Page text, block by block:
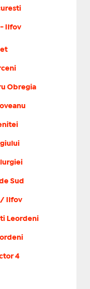
- Ilfov
Obregia
Sud
/ Ilfov
Leordeni
4